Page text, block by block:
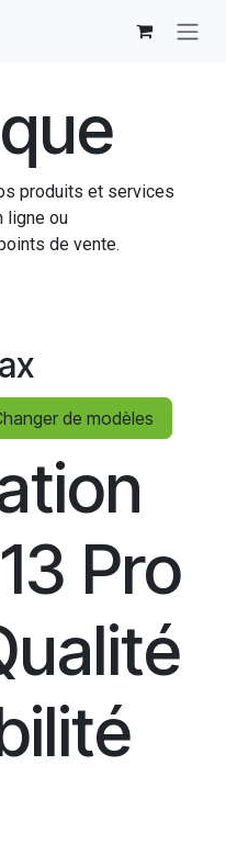
produits et services
ligne ou
de vente.
de modèles
Pro